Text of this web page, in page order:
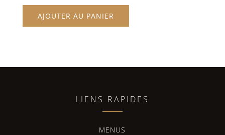
AJOUTER AU PANIER
LIENS RAPIDES
MENUS